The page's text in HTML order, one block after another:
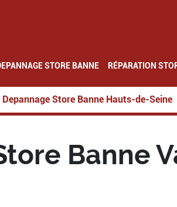
STORE BANNE RÉPARATION
Depannage Store Banne Hauts-de-Seine
Banne